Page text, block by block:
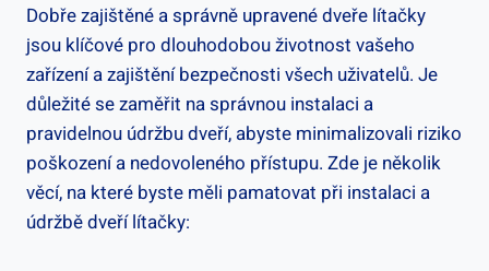
Dobře zajištěné a správně upravené dveře lítačky
jsou klíčové pro dlouhodobou životnost vašeho
zařízení a zajištění bezpečnosti všech uživatelů. Je
důležité se zaměřit na správnou instalaci a
pravidelnou údržbu dveří, abyste minimalizovali riziko
poškození a nedovoleného přístupu. Zde je několik
věcí, na které byste měli pamatovat při instalaci a
údržbě dveří lítačky: